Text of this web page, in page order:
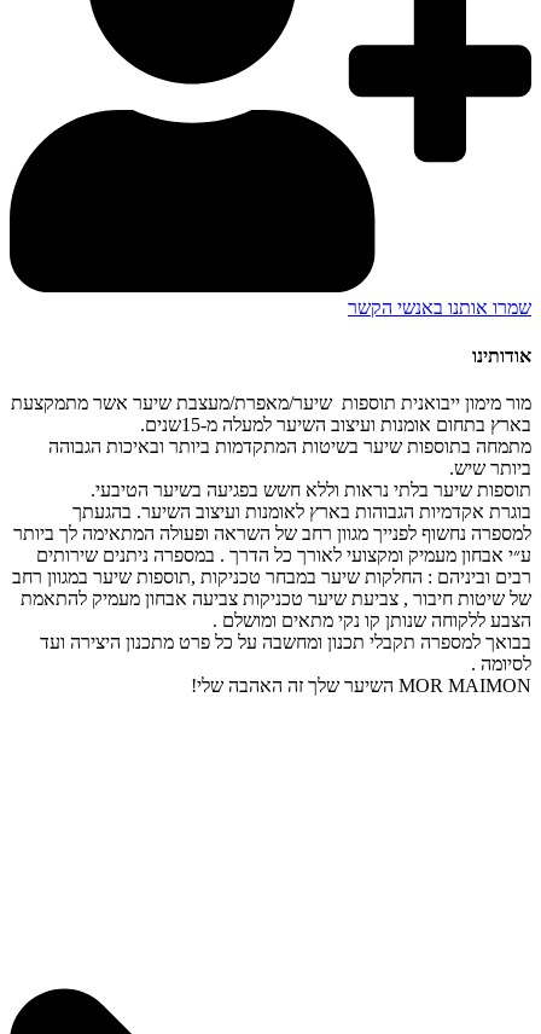
שמרו אותנו באנשי הקשר
אודותינו
מור מימון ייבואנית תוספות שיער/מאפרת/מעצבת שיער אשר מתמקצעת
בארץ בתחום אומנות ועיצוב השיער למעלה מ-15שנים.
מתמחה בתוספות שיער בשיטות המתקדמות ביותר ובאיכות הגבוהה
ביותר שיש.
תוספות שיער בלתי נראות וללא חשש בפגיעה בשיער הטיבעי.
בוגרת אקדמיות הגבוהות בארץ לאומנות ועיצוב השיער. בהגעתך
למספרה נחשוף לפנייך מגוון רחב של השראה ופעולה המתאימה לך ביותר
ע״י אבחון מעמיק ומקצועי לאורך כל הדרך . במספרה ניתנים שירותים
רבים וביניהם : החלקות שיער במבחר טכניקות ,תוספות שיער במגוון רחב
של שיטות חיבור , צביעת שיער טכניקות צביעה אבחון מעמיק להתאמת
הצבע ללקוחה שנותן קו נקי מתאים ומושלם .
בבואך למספרה תקבלי תכנון ומחשבה על כל פרט מתכנון היצירה ועד
לסיומה .